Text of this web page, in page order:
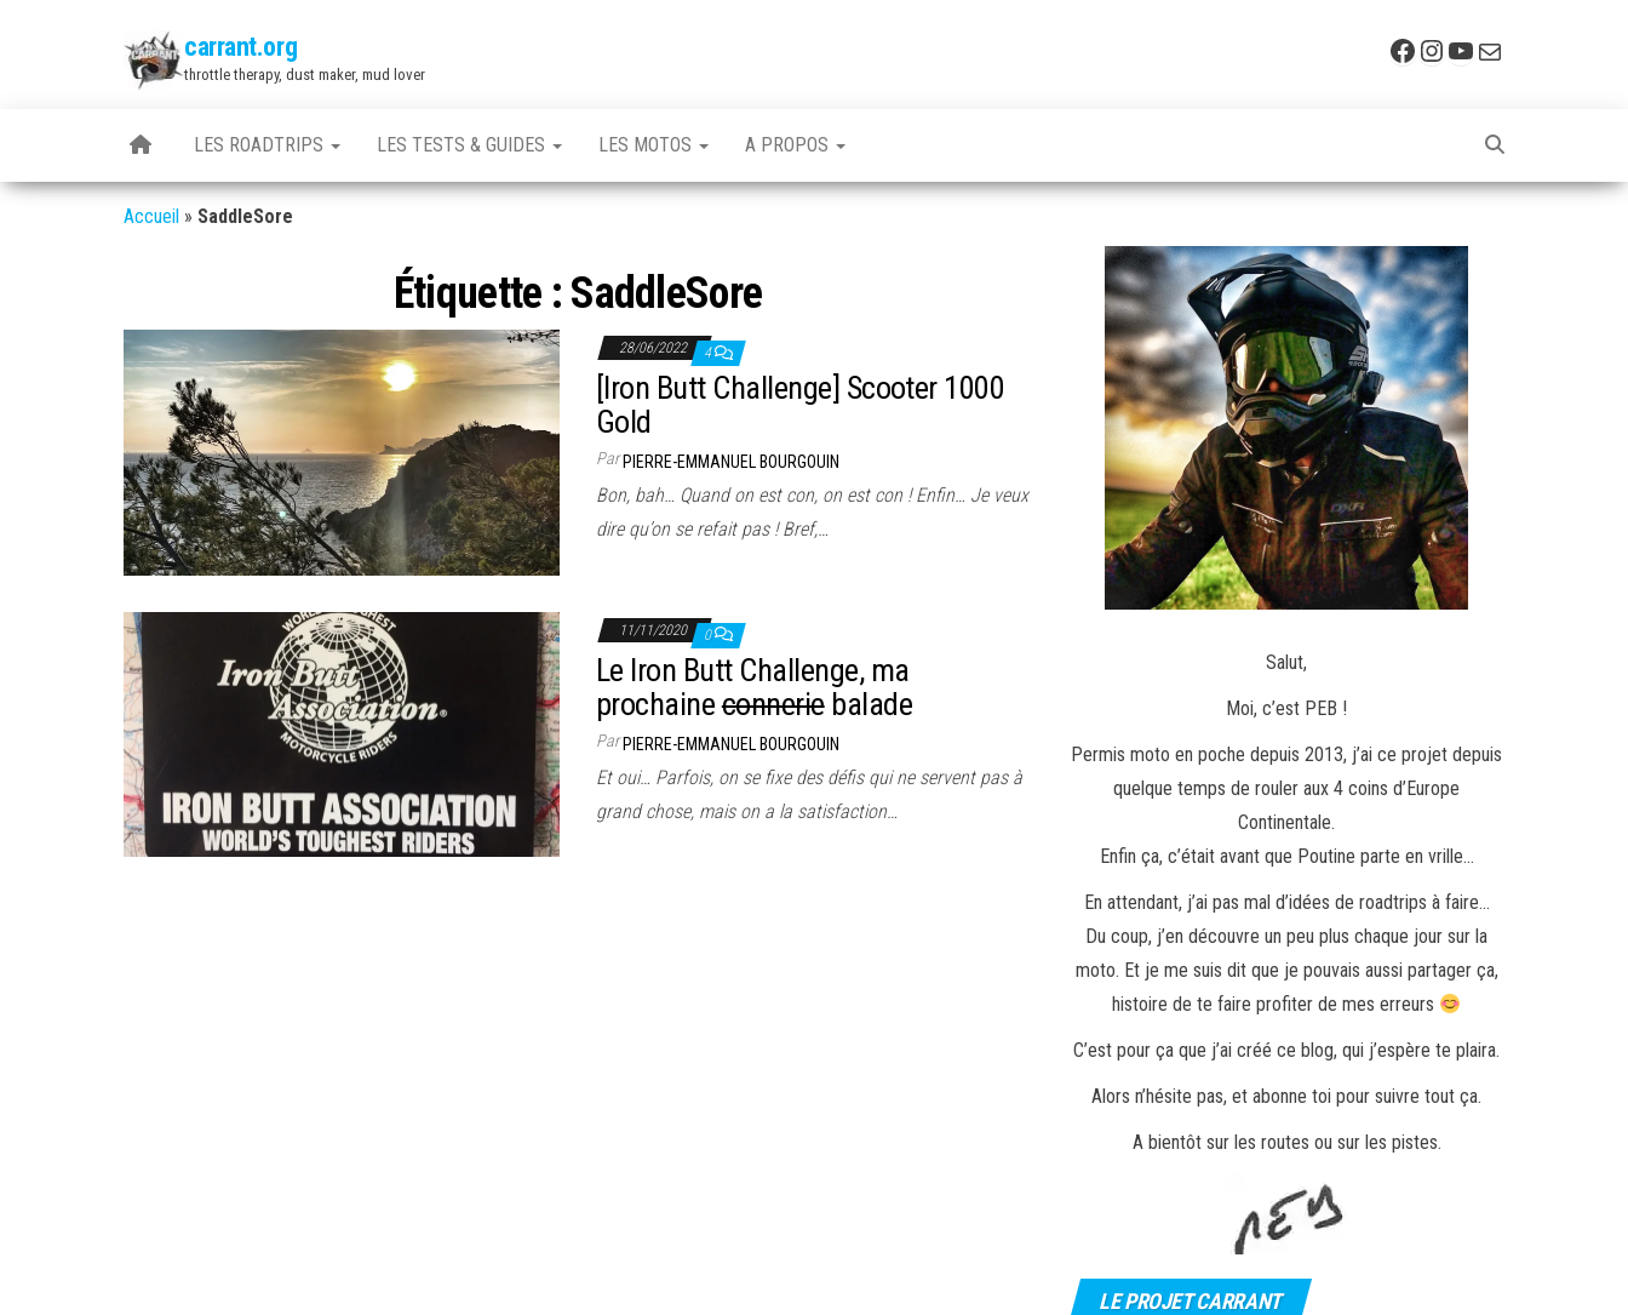
carrant.org
throttle therapy, dust maker, mud lover
Facebook
Instagram
YouTube
E-mail
LES ROADTRIPS LES TESTS & GUIDES LES MOTOS A PROPOS
Accueil » SaddleSore
Étiquette : SaddleSore
28/06/2022 4
[Iron Butt Challenge] Scooter 1000
Gold
ParPIERRE-EMMANUEL BOURGOUIN
Bon, bah… Quand on est con, on est con ! Enfin… Je veux
dire qu’on se refait pas ! Bref,…
11/11/2020 0
Le Iron Butt Challenge, ma
prochaineconneriebalade
ParPIERRE-EMMANUEL BOURGOUIN
Et oui… Parfois, on se fixe des défis qui ne servent pas à
grand chose, mais on a la satisfaction…
Salut,
Moi, c’est PEB !
Permis moto en poche depuis 2013, j’ai ce projet depuis
quelque temps de rouler aux 4 coins d’Europe
Continentale.
Enfin ça, c’était avant que Poutine parte en vrille…
En attendant, j’ai pas mal d’idées de roadtrips à faire…
Du coup, j’en découvre un peu plus chaque jour sur la
moto. Et je me suis dit que je pouvais aussi partager ça,
histoire de te faire profiter de mes erreurs
C’est pour ça que j’ai créé ce blog, qui j’espère te plaira.
Alors n’hésite pas, et abonne toi pour suivre tout ça.
A bientôt sur les routes ou sur les pistes.
LE PROJET CARRANT